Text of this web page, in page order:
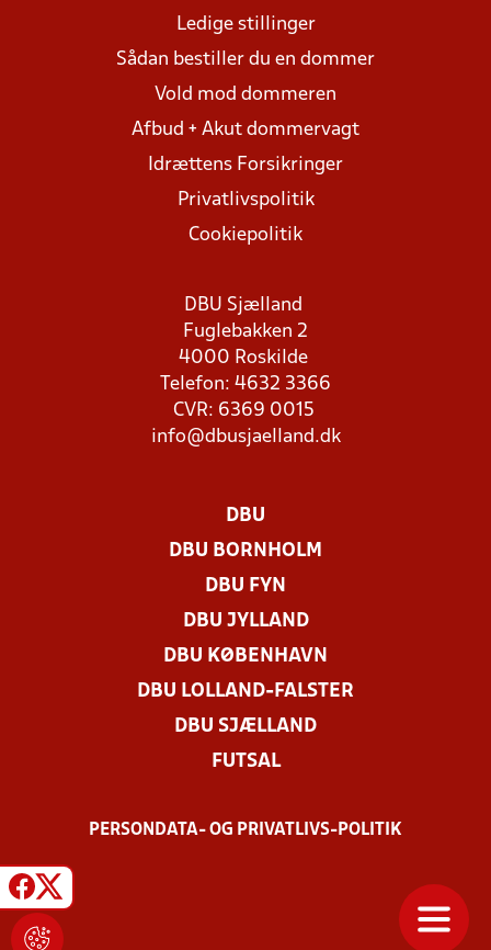
Ledige stillinger
Sådan bestiller du en dommer
Vold mod dommeren
Afbud + Akut dommervagt
Idrættens Forsikringer
Privatlivspolitik
Cookiepolitik
DBU Sjælland
Fuglebakken 2
4000 Roskilde
Telefon: 4632 3366
CVR: 6369 0015
info@dbusjaelland.dk
DBU
DBU BORNHOLM
DBU FYN
DBU JYLLAND
DBU KØBENHAVN
DBU LOLLAND-FALSTER
DBU SJÆLLAND
FUTSAL
PERSONDATA- OG PRIVATLIVS-POLITIK